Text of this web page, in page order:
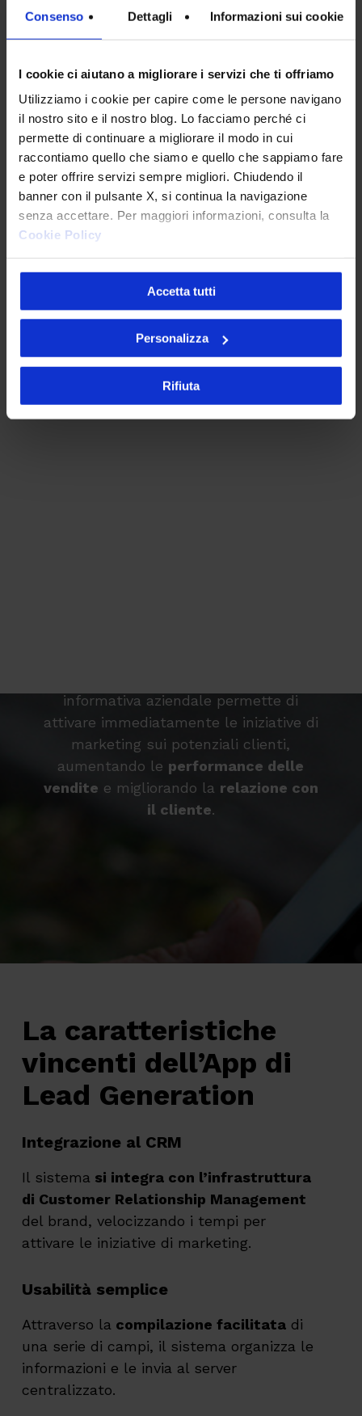
Consenso Dettagli Informazioni sui cookie
I cookie ci aiutano a migliorare i servizi che ti offriamo
Utilizziamo i cookie per capire come le persone navigano
il nostro sito e il nostro blog. Lo facciamo perché ci
permette di continuare a migliorare il modo in cui
raccontiamo quello che siamo e quello che sappiamo fare
e poter offrire servizi sempre migliori. Chiudendo il
banner con il pulsante X, si continua la navigazione
senza accettare. Per maggiori informazioni, consulta la
Cookie Policy
Accetta tutti
Personalizza
Rifiuta
valorizzandone l’esperienza.
Implementazione tecnica e testing
Il progetto si è concretizzato con lo sviluppo
dell’applicazione mobile in linguaggio nativo
iOS, integrando il backend per lo scambio di
informazioni. I continui feedback, restituiti dai
test automatici, hanno consentito di
apportare modifiche precise e utili per
migliorare le performance dell’applicazione.
informativa aziendale permette di
attivare immediatamente le iniziative di
marketing sui potenziali clienti,
aumentando le performance delle
vendite e migliorando la relazione con
il cliente.
La caratteristiche
vincenti dell’App di
Lead Generation
Integrazione al CRM
Il sistema si integra con l’infrastruttura
di Customer Relationship Management
del brand, velocizzando i tempi per
attivare le iniziative di marketing.
Usabilità semplice
Attraverso la compilazione facilitatadi
una serie di campi, il sistema organizza le
informazioni e le invia al server
centralizzato.